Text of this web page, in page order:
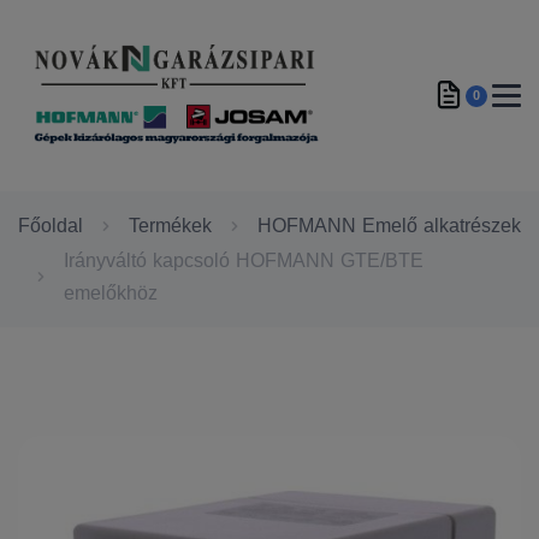
0
Főoldal Termékek
HOFMANN Emelő alkatrészek
Irányváltó kapcsoló HOFMANN GTE/BTE
emelőkhöz